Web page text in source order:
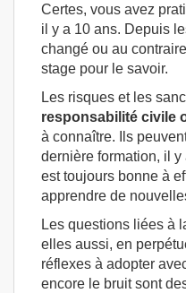
Certes, vous avez
il y a 10 ans. Depuis
changé ou au
stage pour le savoir.
Les risques et les
responsabilité civile
à connaître. Ils
dernière formation, il
est toujours bonne à
apprendre de
Les questions liées à
elles aussi, en
réflexes à adopter
encore le bruit sont